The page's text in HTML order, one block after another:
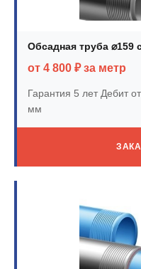
Обсадная труба ⌀159
от 4 800 ₽ за метр
Гарантия 5 летДебит
мм